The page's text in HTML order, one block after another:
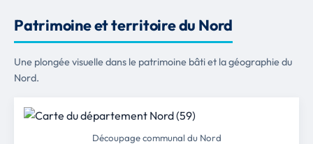
Patrimoine et territoire du Nord
Une plongée visuelle dans le patrimoine bâti et la géographie du
Nord.
Découpage communal du Nord